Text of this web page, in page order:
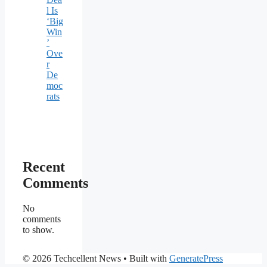
l Is
‘Big
Win
’
Ove
r
De
moc
rats
Recent
Comments
No
comments
to show.
© 2026 Techcellent News • Built with GeneratePress